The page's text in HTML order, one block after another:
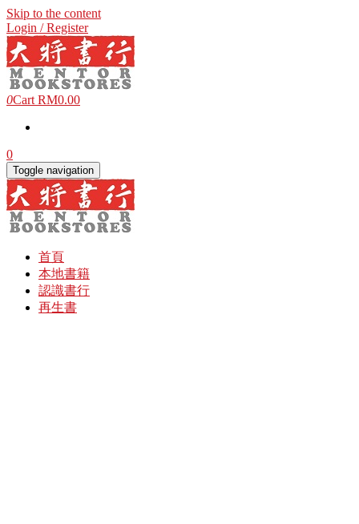
Skip to the content
Login / Register
0Cart RM0.00
0
Toggle navigation
首頁
本地書籍
認識書行
再生書